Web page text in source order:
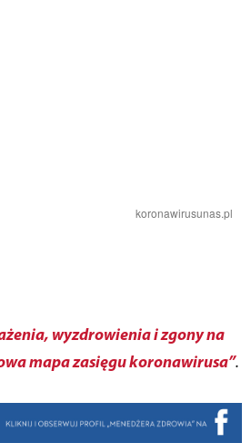
wyzdrowienia i zgony na
mapa zasięgu koronawirusa”.